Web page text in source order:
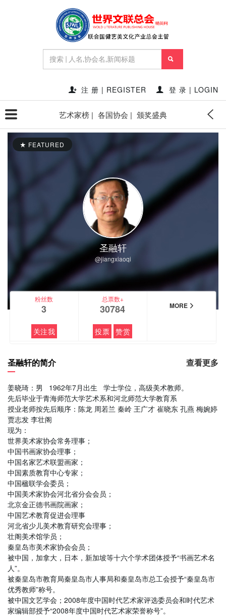
注 册 | REGISTER 登 录 | LOGIN
艺术家榜 | 各国协会 | 颁奖盛典
FEATURED
圣融轩
@jiangxiaoqi
粉丝数
3
关注我
总票数+
30784
投票 赞赏
MORE
圣融轩的简介 查看更多
姜晓琦：男 1962年7月出生 学士学位，高级美术教师。
先后毕业于青海师范大学艺术系和河北师范大学教育系
授业老师按先后顺序：陈龙 周若兰 秦岭 王广才 崔晓东 孔燕 梅婉婷
贾志发 李壮阁
现为：
世界美术家协会常务理事；
中国书画家协会理事；
中国名家艺术联盟画家；
中国素质教育中心专家；
中国楹联学会委员；
中国美术家协会河北省分会会员；
北京金正德书画院画家；
中国艺术教育促进会理事
河北省少儿美术教育研究会理事；
壮阁美术馆学员；
秦皇岛市美术家协会会员；
被中国，加拿大，日本，新加坡等十六个学术团体授予“书画艺术名
人”。
被秦皇岛市教育局秦皇岛市人事局和秦皇岛市总工会授予“秦皇岛市
优秀教师”称号。
被中国文艺学会；2008年度中国时代艺术家评选委员会和时代艺术
家编辑部授予“2008年度中国时代艺术家荣誉称号”。